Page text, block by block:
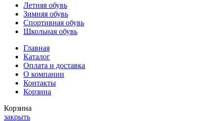
Летняя обувь
Зимняя обувь
Спортивная обувь
Школьная обувь
Главная
Каталог
Оплата и доставка
О компании
Контакты
Корзина
Корзина
закрыть